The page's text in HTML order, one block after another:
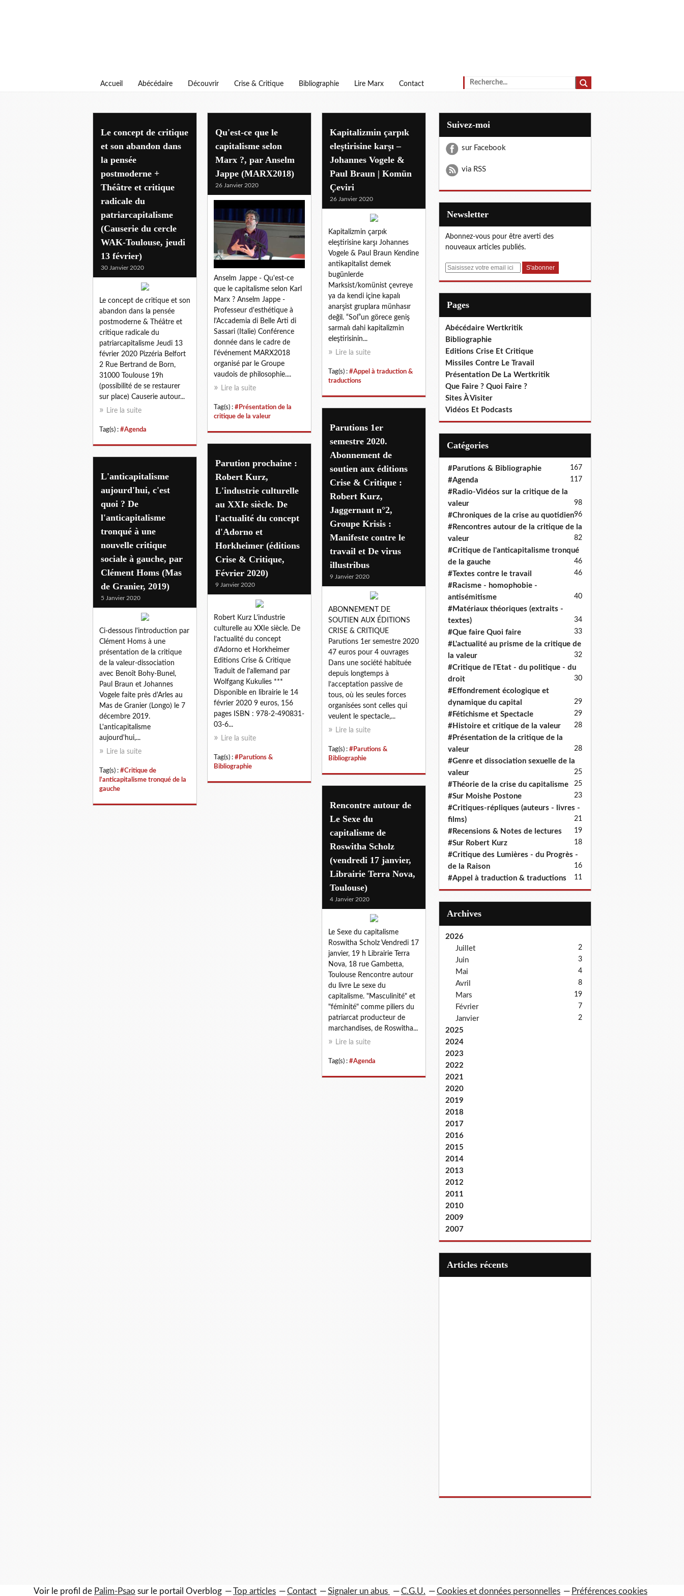
Accueil Abécédaire Découvrir Crise & Critique Bibliographie Lire Marx Contact
Le concept de critique
et son abandon dans
la pensée
postmoderne +
Théâtre et critique
radicale du
patriarcapitalisme
(Causerie du cercle
WAK-Toulouse, jeudi
13 février)
30 Janvier 2020
Le concept de critique et son
abandon dans la pensée
postmoderne & Théâtre et
critique radicale du
patriarcapitalisme Jeudi 13
février 2020 Pizzéria Belfort
2 Rue Bertrand de Born,
31000 Toulouse 19h
(possibilité de se restaurer
sur place) Causerie autour...
Lire la suite
Tag(s) : #Agenda
Qu'est-ce que le
capitalisme selon
Marx ?, par Anselm
Jappe (MARX2018)
26 Janvier 2020
Anselm Jappe - Qu'est-ce
que le capitalisme selon Karl
Marx ? Anselm Jappe -
Professeur d'esthétique à
l'Accademia di Belle Arti di
Sassari (Italie) Conférence
donnée dans le cadre de
l'événement MARX2018
organisé par le Groupe
vaudois de philosophie....
Lire la suite
Tag(s) : #Présentation de la
critique de la valeur
Kapitalizmin çarpık
eleştirisine karşı –
Johannes Vogele &
Paul Braun | Komün
Çeviri
26 Janvier 2020
Kapitalizmin çarpık
eleştirisine karşı Johannes
Vogele & Paul Braun Kendine
antikapitalist demek
bugünlerde
Marksist/komünist çevreye
ya da kendi içine kapalı
anarşist gruplara münhasır
değil. “Sol”un görece geniş
sarmalı dahi kapitalizmin
eleştirisinin...
Lire la suite
Tag(s) : #Appel à traduction &
traductions
Parutions 1er
semestre 2020.
Abonnement de
soutien aux éditions
Crise & Critique :
Robert Kurz,
Jaggernaut n°2,
Groupe Krisis :
Manifeste contre le
travail et De virus
illustribus
9 Janvier 2020
ABONNEMENT DE
SOUTIEN AUX ÉDITIONS
CRISE & CRITIQUE
Parutions 1er semestre 2020
47 euros pour 4 ouvrages
Dans une société habituée
depuis longtemps à
l’acceptation passive de
tous, où les seules forces
organisées sont celles qui
veulent le spectacle,...
Lire la suite
Tag(s) : #Parutions &
Bibliographie
Parution prochaine :
Robert Kurz,
L'industrie culturelle
au XXIe siècle. De
l'actualité du concept
d'Adorno et
Horkheimer (éditions
Crise & Critique,
Février 2020)
9 Janvier 2020
Robert Kurz L’industrie
culturelle au XXIe siècle. De
l’actualité du concept
d’Adorno et Horkheimer
Editions Crise & Critique
Traduit de l'allemand par
Wolfgang Kukulies ***
Disponible en librairie le 14
février 2020 9 euros, 156
pages ISBN : 978-2-490831-
03-6...
Lire la suite
Tag(s) : #Parutions &
Bibliographie
L'anticapitalisme
aujourd'hui, c'est
quoi ? De
l'anticapitalisme
tronqué à une
nouvelle critique
sociale à gauche, par
Clément Homs (Mas
de Granier, 2019)
5 Janvier 2020
Ci-dessous l'introduction par
Clément Homs à une
présentation de la critique
de la valeur-dissociation
avec Benoît Bohy-Bunel,
Paul Braun et Johannes
Vogele faite près d'Arles au
Mas de Granier (Longo) le 7
décembre 2019.
L'anticapitalisme
aujourd'hui,...
Lire la suite
Tag(s) : #Critique de
l'anticapitalisme tronqué de la
gauche
Rencontre autour de
Le Sexe du
capitalisme de
Roswitha Scholz
(vendredi 17 janvier,
Librairie Terra Nova,
Toulouse)
4 Janvier 2020
Le Sexe du capitalisme
Roswitha Scholz Vendredi 17
janvier, 19 h Librairie Terra
Nova, 18 rue Gambetta,
Toulouse Rencontre autour
du livre Le sexe du
capitalisme. "Masculinité" et
"féminité" comme piliers du
patriarcat producteur de
marchandises, de Roswitha...
Lire la suite
Tag(s) : #Agenda
Suivez-moi
sur Facebook
via RSS
Newsletter
Abonnez-vous pour être averti des
nouveaux articles publiés.
E
Pages
Abécédaire Wertkritik
Bibliographie
Editions Crise Et Critique
Missiles Contre Le Travail
Présentation De La Wertkritik
Que Faire ? Quoi Faire ?
Sites À Visiter
Vidéos Et Podcasts
Catégories
#Parutions & Bibliographie 167
#Agenda 117
#Radio-Vidéos sur la critique de la
valeur
98
#Chroniques de la crise au quotidien96
#Rencontres autour de la critique de la
valeur
82
#Critique de l'anticapitalisme tronqué
de la gauche
46
#Textes contre le travail 46
#Racisme - homophobie -
antisémitisme
40
#Matériaux théoriques (extraits -
textes)
34
#Que faire Quoi faire 33
#L'actualité au prisme de la critique de
la valeur
32
#Critique de l'Etat - du politique - du
droit
30
#Effondrement écologique et
dynamique du capital
29
#Fétichisme et Spectacle 29
#Histoire et critique de la valeur 28
#Présentation de la critique de la
valeur
28
#Genre et dissociation sexuelle de la
valeur
25
#Théorie de la crise du capitalisme 25
#Sur Moishe Postone 23
#Critiques-répliques (auteurs - livres -
films)
21
#Recensions & Notes de lectures 19
#Sur Robert Kurz 18
#Critique des Lumières - du Progrès -
de la Raison
16
#Appel à traduction & traductions 11
Archives
2026
Juillet
2
Juin 3
Mai 4
Avril 8
Mars 19
Février 7
Janvier 2
2025
2024
2023
2022
2021
2020
2019
2018
2017
2016
2015
2014
2013
2012
2011
2010
2009
2007
articles récents
Voir le profil de Palim-Psao sur le portail Overblog Top articles Contact Signaler un abus C.G.U. Cookies et données personnelles Préférences cookies